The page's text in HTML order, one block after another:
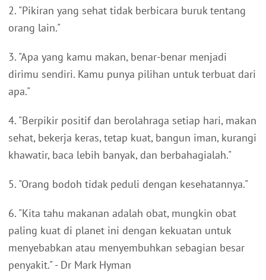
2. "Pikiran yang sehat tidak berbicara buruk tentang
orang lain."
3. "Apa yang kamu makan, benar-benar menjadi
dirimu sendiri. Kamu punya pilihan untuk terbuat dari
apa."
4. "Berpikir positif dan berolahraga setiap hari, makan
sehat, bekerja keras, tetap kuat, bangun iman, kurangi
khawatir, baca lebih banyak, dan berbahagialah."
5. "Orang bodoh tidak peduli dengan kesehatannya."
6. "Kita tahu makanan adalah obat, mungkin obat
paling kuat di planet ini dengan kekuatan untuk
menyebabkan atau menyembuhkan sebagian besar
penyakit." - Dr Mark Hyman